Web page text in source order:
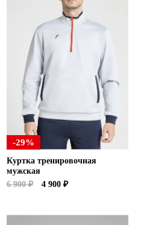
-29%
Куртка тренировочная
мужская
6 900 ₽
4 900 ₽